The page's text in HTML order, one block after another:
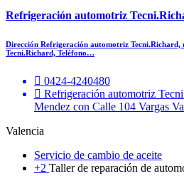
Refrigeración automotriz
Dirección Refrigeración automotriz
Tecni.Richard, Teléfono…
0424-4240480
Refrigeración automotriz
Mendez con Calle 104 Vargas
Valencia
Servicio de cambio de aceite
+2 Taller de reparación de